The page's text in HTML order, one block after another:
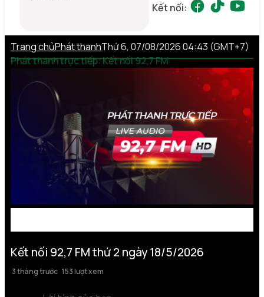
Kết nối:
Trang chủPhát thanh
Phát thanh trực tiếp: Kết nối 92,7 FM
Thứ 6, 07/08/2026 04:43 (GMT+7)
Kết nối 92,7 FM thứ 2 ngày 18/5/2026
3 tháng trước 153 lượt xem